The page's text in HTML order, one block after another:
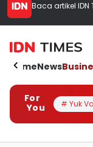
Baca artikel IDN
HomeNews
For
You
# Yuk